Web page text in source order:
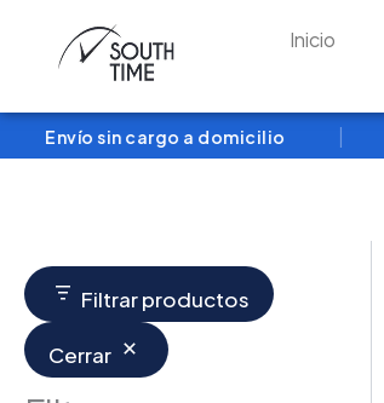
Inicio
Envío sin cargo a domicilio
Filtrar productos
Cerrar
e
r